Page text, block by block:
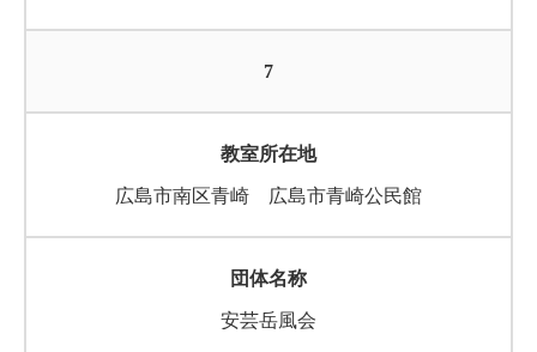
7
広島市南区青崎 広島市青崎公民館
安芸岳風会